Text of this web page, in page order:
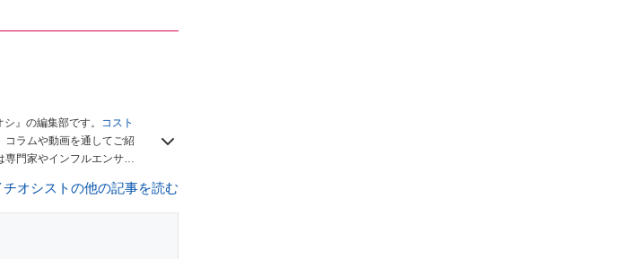
』の編集部です。
コスト
コラムや動画を通してご紹
門家やインフルエンサー
チオシストの他の記事を読む